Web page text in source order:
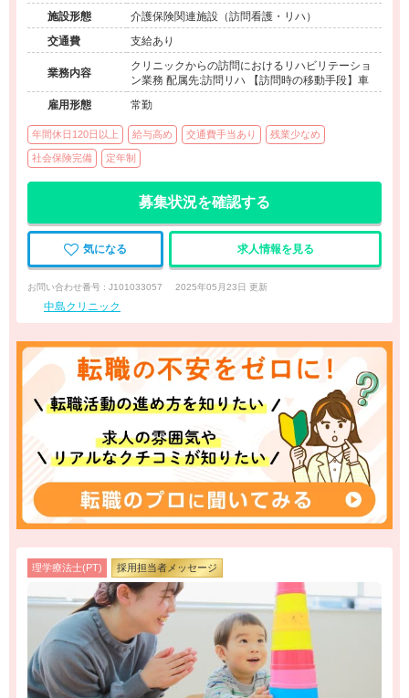
東十条1階
施設形態
介護保険関連施設（訪問看護・リハ）
交通費
支給あり
業務内容
クリニックからの訪問におけるリハビリテーショ
ン業務 配属先:訪問リハ 【訪問時の移動手段】車
雇用形態
常勤
年間休日120日以上 給与高め 交通費手当あり 残業少なめ
社会保険完備 定年制
募集状況を確認する
気になる 求人情報を見る
お問い合わせ番号 : J101033057 2025年05月23日 更新
中島クリニック
理学療法士(PT) 採用担当者メッセージ